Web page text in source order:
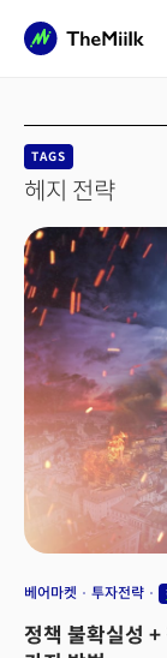
TAGS
헤지 전략
베어마켓 투자전략
정책 불확실성 +